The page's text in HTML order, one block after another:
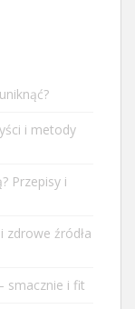
i metody
Przepisy i
zdrowe źródła
smacznie i fit